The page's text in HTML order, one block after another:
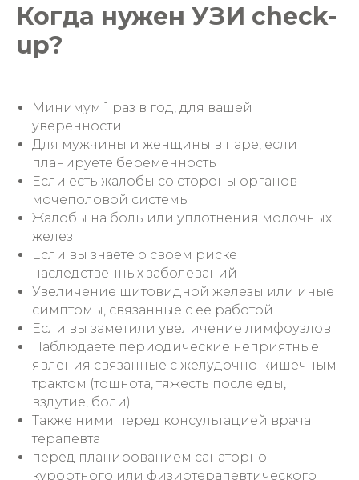
Когда нужен УЗИ check-
up?
Минимум 1 раз в год, для вашей
уверенности
Для мужчины и женщины в паре, если
планируете беременность
Если есть жалобы со стороны органов
мочеполовой системы
Жалобы на боль или уплотнения молочных
желез
Если вы знаете о своем риске
наследственных заболеваний
Увеличение щитовидной железы или иные
симптомы, связанные с ее работой
Если вы заметили увеличение лимфоузлов
Наблюдаете периодические неприятные
явления связанные с желудочно-кишечным
трактом (тошнота, тяжесть после еды,
вздутие, боли)
Также ними перед консультацией врача
терапевта
перед планированием санаторно-
курортного или физиотерапевтического